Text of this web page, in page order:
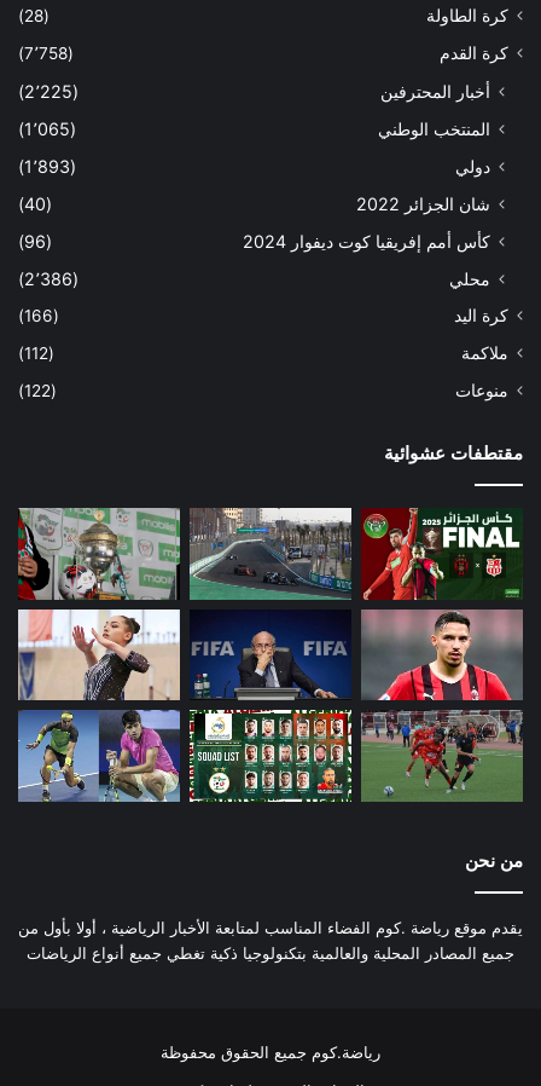
كرة الطاولة
(28)
كرة القدم
(7٬758)
أخبار المحترفين
(2٬225)
المنتخب الوطني
(1٬065)
دولي
(1٬893)
شان الجزائر 2022
(40)
كأس أمم إفريقيا كوت ديفوار 2024
(96)
محلي
(2٬386)
كرة اليد
(166)
ملاكمة
(112)
منوعات
(122)
مقتطفات عشوائية
من نحن
يقدم موقع رياضة .كوم الفضاء المناسب لمتابعة الأخبار الرياضية ، أولا بأول من
جميع المصادر المحلية والعالمية بتكنولوجيا ذكية تغطي جميع أنواع الرياضات
رياضة.كوم جميع الحقوق محفوظة